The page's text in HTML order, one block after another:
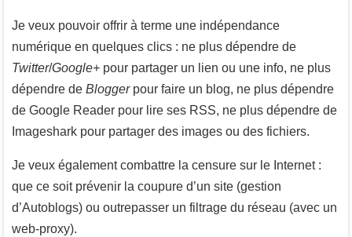
Je veux pouvoir offrir à terme une indépendance
numérique en quelques clics : ne plus dépendre de
Twitter/Google+ pour partager un lien ou une info, ne plus
dépendre de Bloggerpour faire un blog, ne plus dépendre
de Google Reader pour lire ses RSS, ne plus dépendre de
Imageshark pour partager des images ou des fichiers.
Je veux également combattre la censure sur le Internet :
que ce soit prévenir la coupure d’un site (gestion
d’Autoblogs) ou outrepasser un filtrage du réseau (avec un
web-proxy).